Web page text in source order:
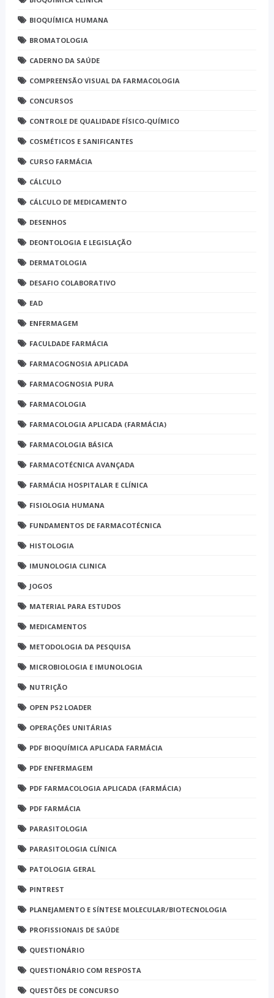
BIOQUÍMICA HUMANA
BROMATOLOGIA
CADERNO DA SAÚDE
COMPREENSÃO VISUAL DA FARMACOLOGIA
CONCURSOS
CONTROLE DE QUALIDADE FÍSICO-QUÍMICO
COSMÉTICOS E SANIFICANTES
CURSO FARMÁCIA
CÁLCULO
CÁLCULO DE MEDICAMENTO
DESENHOS
DEONTOLOGIA E LEGISLAÇÃO
DERMATOLOGIA
DESAFIO COLABORATIVO
EAD
ENFERMAGEM
FACULDADE FARMÁCIA
FARMACOGNOSIA APLICADA
FARMACOGNOSIA PURA
FARMACOLOGIA
FARMACOLOGIA APLICADA (FARMÁCIA)
FARMACOLOGIA BÁSICA
FARMACOTÉCNICA AVANÇADA
FARMÁCIA HOSPITALAR E CLÍNICA
FISIOLOGIA HUMANA
FUNDAMENTOS DE FARMACOTÉCNICA
HISTOLOGIA
IMUNOLOGIA CLINICA
JOGOS
MATERIAL PARA ESTUDOS
MEDICAMENTOS
METODOLOGIA DA PESQUISA
MICROBIOLOGIA E IMUNOLOGIA
NUTRIÇÃO
OPEN PS2 LOADER
OPERAÇÕES UNITÁRIAS
PDF BIOQUÍMICA APLICADA FARMÁCIA
PDF ENFERMAGEM
PDF FARMACOLOGIA APLICADA (FARMÁCIA)
PDF FARMÁCIA
PARASITOLOGIA
PARASITOLOGIA CLÍNICA
PATOLOGIA GERAL
PINTREST
PLANEJAMENTO E SÍNTESE MOLECULAR/BIOTECNOLOGIA
PROFISSIONAIS DE SAÚDE
QUESTIONÁRIO
QUESTIONÁRIO COM RESPOSTA
QUESTÕES DE CONCURSO